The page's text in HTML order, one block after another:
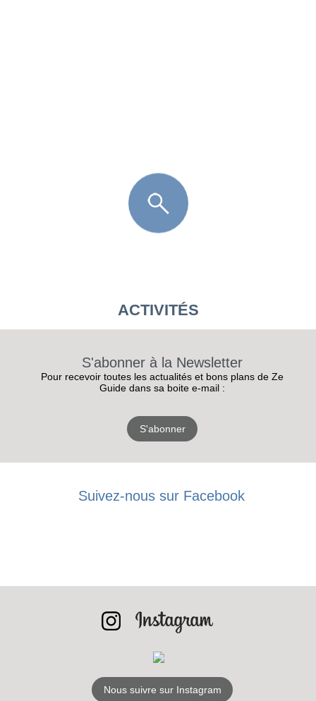
ACTIVITÉS
S'abonner à la Newsletter
Pour recevoir toutes les actualités et bons plans de Ze
Guide dans sa boite e-mail :
S'abonner
Suivez-nous sur Facebook
Nous suivre sur Instagram